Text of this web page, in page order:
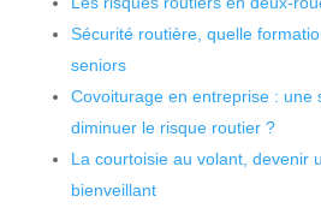
Sécurité routière, quelle
seniors
Covoiturage en entreprise : une
diminuer le risque routier ?
La courtoisie au volant, devenir
bienveillant